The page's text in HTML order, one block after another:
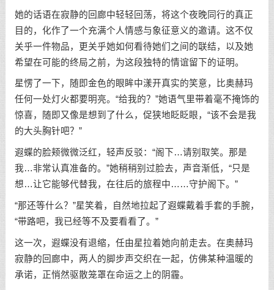
她的话语在寂静的回廊中轻轻回荡，将这个夜晚同行的真正
目的，化作了一个充满个人情感与象征意义的邀请。这不仅
关乎一件物品，更关乎她如何看待她们之间的联结，以及她
希望在可能的终局之前，为这段独特的情谊留下的证明。
星愣了一下，随即金色的眼眸中漾开真实的笑意，比奥赫玛
任何一处灯火都要明亮。“给我的？”她语气里带着毫不掩饰的
惊喜，随即又像是想到了什么，促狭地眨眨眼，“该不会是我
的大头胸针吧？”
遐蝶的脸颊微微泛红，轻声反驳：“阁下…请别取笑。那是
我…非常认真准备的。”她稍稍别过脸去，声音渐低，“只是
想…让它能够代替我，在往后的旅程中……守护阁下。”
“那还等什么？”星笑着，自然地拉起了遐蝶戴着手套的手腕，
“带路吧，我已经等不及要看看了。”
这一次，遐蝶没有退缩，任由星拉着她向前走去。在奥赫玛
寂静的回廊中，两人的脚步声交织在一起，仿佛某种温暖的
承诺，正悄然驱散笼罩在命运之上的阴霾。